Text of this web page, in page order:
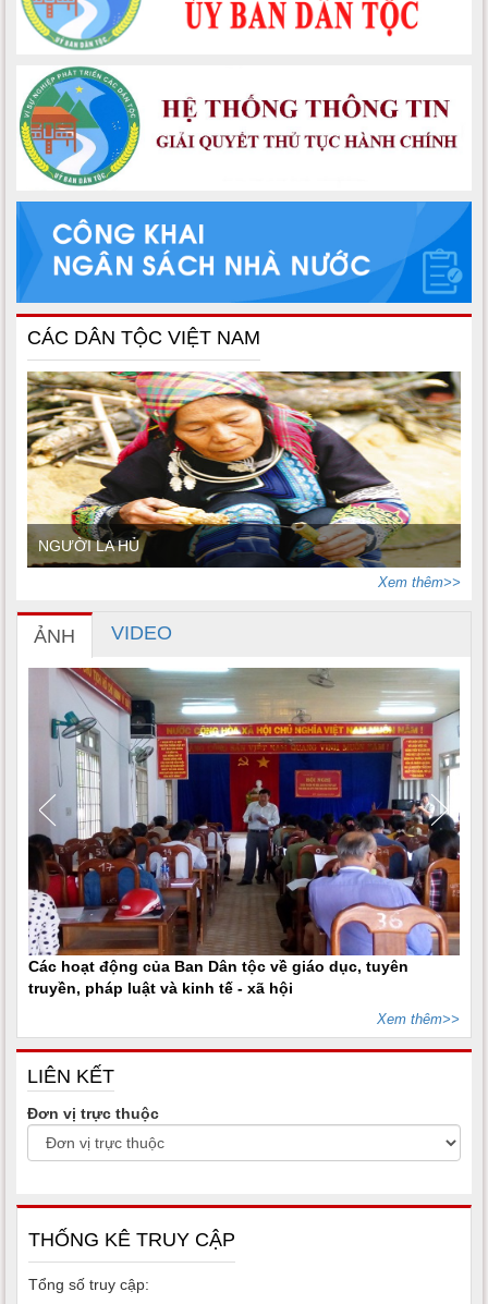
CÁC DÂN TỘC VIỆT NAM
NGƯỜI LA HỦ
Xem thêm>>
ẢNH VIDEO
Các hoạt động của Ban Dân tộc về giáo dục, tuyên
truyền, pháp luật và kinh tế - xã hội
Xem thêm>>
LIÊN KẾT
Đơn vị trực thuộc
THỐNG KÊ TRUY CẬP
Tổng số truy cập: